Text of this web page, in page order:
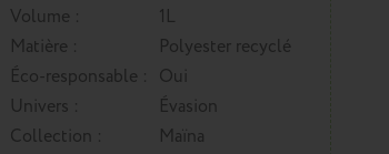
Volume :
1L
Matière :
Polyester recyclé
Éco-responsable : Oui
Univers :
Évasion
Collection :
Maïna